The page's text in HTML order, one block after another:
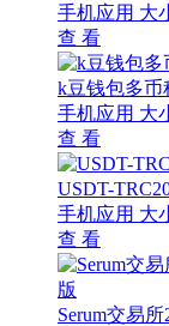
手机应用 大
查 看
k豆钱包多币
手机应用 大
查 看
USDT-
手机应用 大
查 看
Serum交易